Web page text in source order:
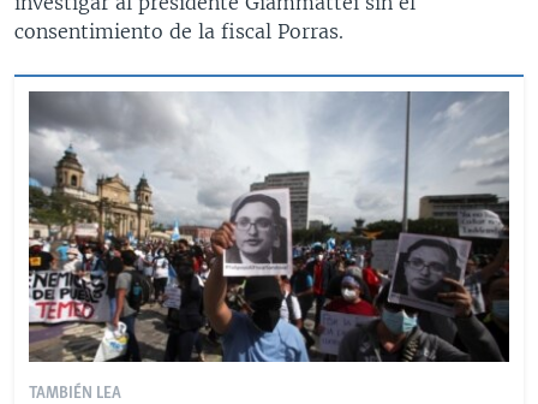
consentimiento de la fiscal Porras.
TAMBIÉN LEA